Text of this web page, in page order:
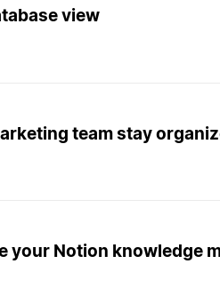
view
team stay
your Notion knowledge